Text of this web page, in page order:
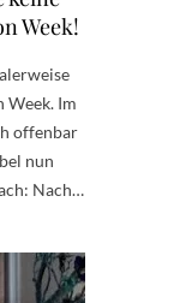
Week!
Week. Im
offenbar
nun
Nach…